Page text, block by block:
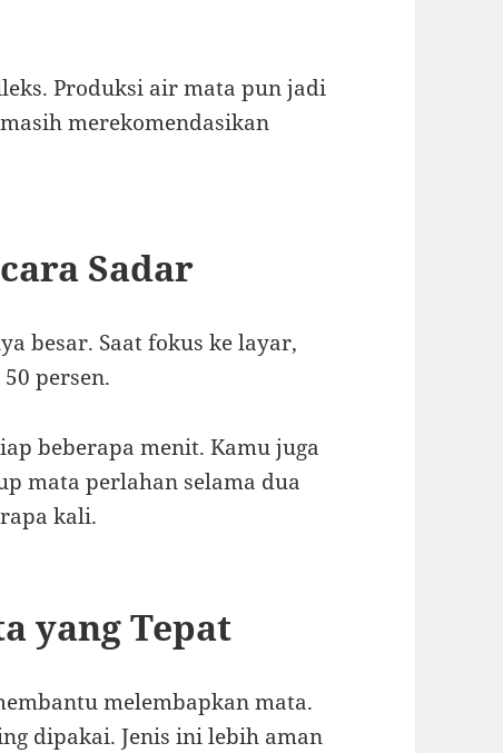
Produksi air mata pun jadi
merekomendasikan
Sadar
besar. Saat fokus ke layar,
persen.
beberapa menit. Kamu juga
mata perlahan selama dua
kali.
yang Tepat
melembapkan mata.
dipakai. Jenis ini lebih aman